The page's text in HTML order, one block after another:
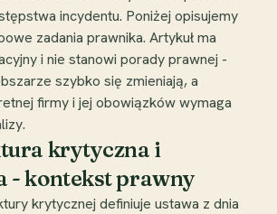
incydentu. Poniżej opisujemy
zadania prawnika. Artykuł ma
i nie stanowi porady prawnej -
szybko się zmieniają, a
firmy i jej obowiązków wymaga
krytyczna i
- kontekst prawny
krytycznej definiuje ustawa z dnia